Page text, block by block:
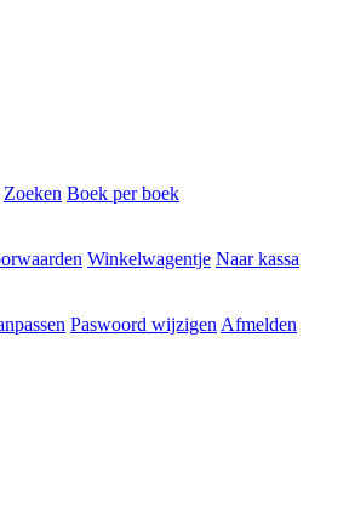
Zoeken Boek per boek
Winkelwagentje Naar kassa
Paswoord wijzigenAfmelden